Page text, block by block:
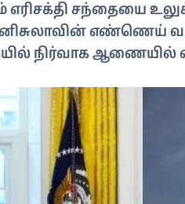
எரிசக்தி சந்தையை
எண்ணெய்
நிர்வாக ஆணையில்